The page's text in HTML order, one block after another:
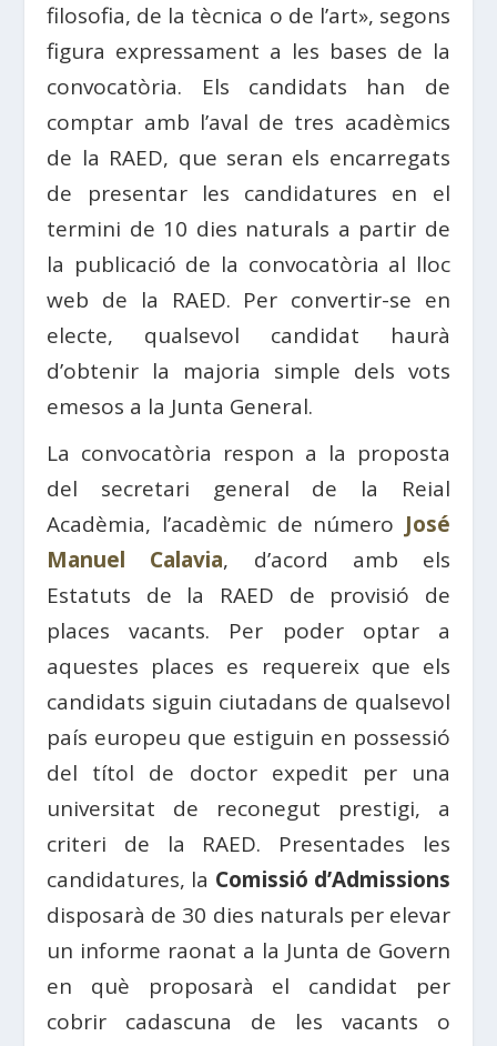
filosofia, de la tècnica o de l’art», segons
figura expressament a les bases de la
convocatòria. Els candidats han de
comptar amb l’aval de tres acadèmics
de la RAED, que seran els encarregats
de presentar les candidatures en el
termini de 10 dies naturals a partir de
la publicació de la convocatòria al lloc
web de la RAED. Per convertir-se en
electe, qualsevol candidat haurà
d’obtenir la majoria simple dels vots
emesos a la Junta General.
La convocatòria respon a la proposta
del secretari general de la Reial
Acadèmia, l’acadèmic de número José
Manuel Calavia, d’acord amb els
Estatuts de la RAED de provisió de
places vacants. Per poder optar a
aquestes places es requereix que els
candidats siguin ciutadans de qualsevol
país europeu que estiguin en possessió
del títol de doctor expedit per una
universitat de reconegut prestigi, a
criteri de la RAED. Presentades les
candidatures, la Comissió d’Admissions
disposarà de 30 dies naturals per elevar
un informe raonat a la Junta de Govern
en què proposarà el candidat per
cobrir cadascuna de les vacants o